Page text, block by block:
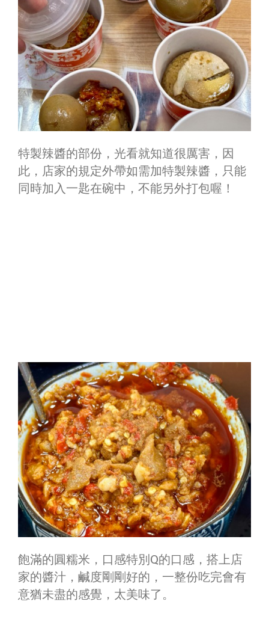
特製辣醬的部份，光看就知道很厲害，因
此，店家的規定外帶如需加特製辣醬，只能
同時加入一匙在碗中，不能另外打包喔！
飽滿的圓糯米，口感特別Q的口感，搭上店
家的醬汁，鹹度剛剛好的，一整份吃完會有
意猶未盡的感覺，太美味了。